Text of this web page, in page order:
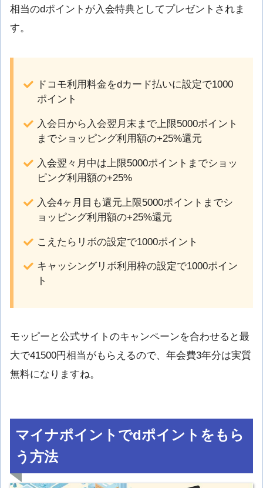
相当のdポイントが入会特典としてプレゼントされま
す。
ドコモ利用料金をdカード払いに設定で1000
ポイント
入会日から入会翌月末まで上限5000ポイント
までショッピング利用額の+25%還元
入会翌々月中は上限5000ポイントまでショッ
ピング利用額の+25%
入会4ヶ月目も還元上限5000ポイントまでシ
ョッピング利用額の+25%還元
こえたらリボの設定で1000ポイント
キャッシングリボ利用枠の設定で1000ポイン
ト
モッピーと公式サイトのキャンペーンを合わせると最
大で41500円相当がもらえるので、年会費3年分は実質
無料になりますね。
マイナポイントでdポイントをもら
う方法